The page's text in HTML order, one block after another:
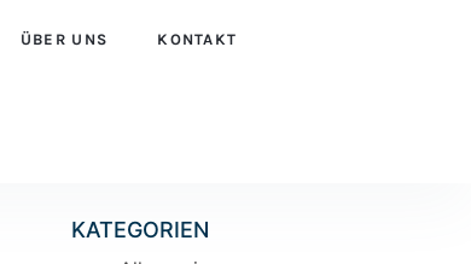
ÜBER UNS KONTAKT
KATEGORIEN